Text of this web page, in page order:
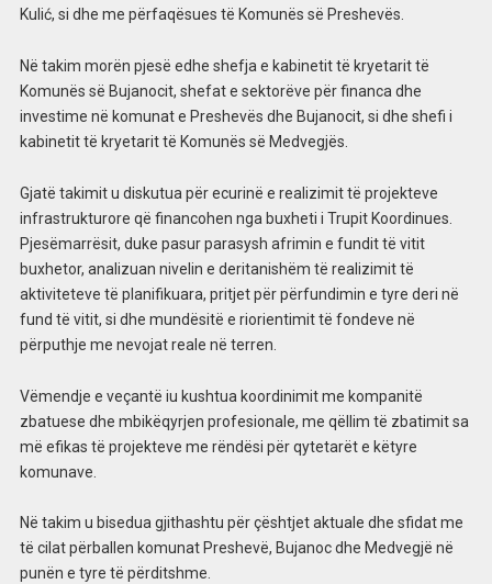
Kulić, si dhe me përfaqësues të Komunës së Preshevës.
Në takim morën pjesë edhe shefja e kabinetit të kryetarit të
Komunës së Bujanocit, shefat e sektorëve për financa dhe
investime në komunat e Preshevës dhe Bujanocit, si dhe shefi i
kabinetit të kryetarit të Komunës së Medvegjës.
Gjatë takimit u diskutua për ecurinë e realizimit të projekteve
infrastrukturore që financohen nga buxheti i Trupit Koordinues.
Pjesëmarrësit, duke pasur parasysh afrimin e fundit të vitit
buxhetor, analizuan nivelin e deritanishëm të realizimit të
aktiviteteve të planifikuara, pritjet për përfundimin e tyre deri në
fund të vitit, si dhe mundësitë e riorientimit të fondeve në
përputhje me nevojat reale në terren.
Vëmendje e veçantë iu kushtua koordinimit me kompanitë
zbatuese dhe mbikëqyrjen profesionale, me qëllim të zbatimit sa
më efikas të projekteve me rëndësi për qytetarët e këtyre
komunave.
Në takim u bisedua gjithashtu për çështjet aktuale dhe sfidat me
të cilat përballen komunat Preshevë, Bujanoc dhe Medvegjë në
punën e tyre të përditshme.